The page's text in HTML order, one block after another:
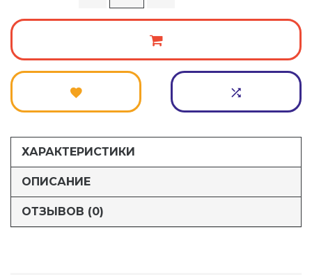
ХАРАКТЕРИСТИКИ
ОПИСАНИЕ
ОТЗЫВОВ (0)